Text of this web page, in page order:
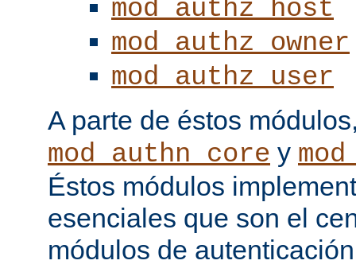
mod_authz_host
mod_authz_owner
mod_authz_user
A parte de éstos
mod_authn_core y
Éstos módulos
esenciales que son el
módulos de